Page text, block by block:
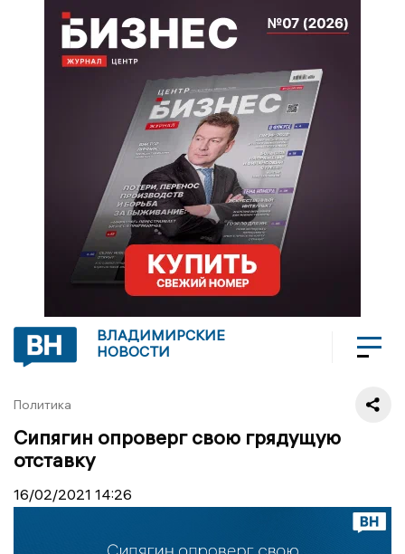
ВЛАДИМИРСКИЕ
НОВОСТИ
Политика
Сипягин опроверг свою грядущую
отставку
16/02/2021 14:26